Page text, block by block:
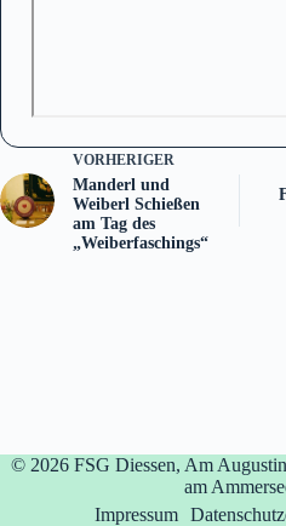
VORHERIGER
Manderl und
Weiberl Schießen
am Tag des
„Weiberfaschings“
© 2026 FSG Diessen, Am
am
Impressum